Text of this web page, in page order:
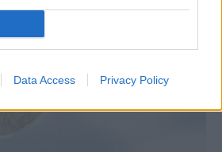
Data Access Privacy Policy